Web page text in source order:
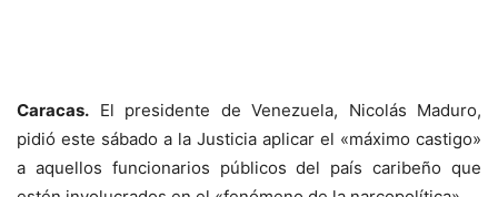
Caracas. El presidente de Venezuela, Nicolás Maduro,
pidió este sábado a la Justicia aplicar el «máximo castigo»
a aquellos funcionarios públicos del país caribeño que